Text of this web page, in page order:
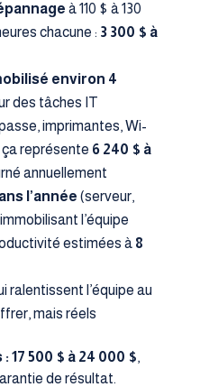
à 110 $ à 130
chacune : 3 300 $ à
environ 4
des tâches IT
imprimantes, Wi-
ça représente 6 240 $ à
annuellement
l’année (serveur,
l’équipe
estimées à 8
ralentissent l’équipe au
mais réels
17 500 $ à 24 000 $,
de résultat.